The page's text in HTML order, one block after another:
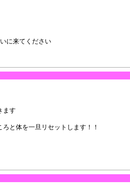
に来てください
ます
と体を一旦リセットします！！